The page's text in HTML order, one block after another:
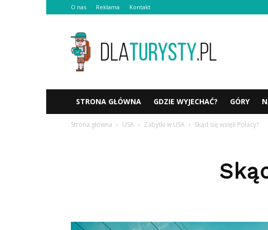
O nas Reklama Kontakt
Dlaturysty.pl
STRONA GŁÓWNA GDZIE WYJECHAĆ? GÓRY
Strona główna USA Zabytki w USA Skąd się wzięli Polacy?